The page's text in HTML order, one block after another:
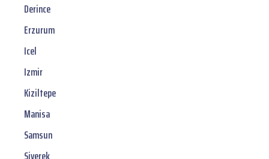
Derince
Erzurum
Icel
Izmir
Kiziltepe
Manisa
Samsun